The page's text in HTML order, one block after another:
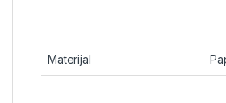
Materijal